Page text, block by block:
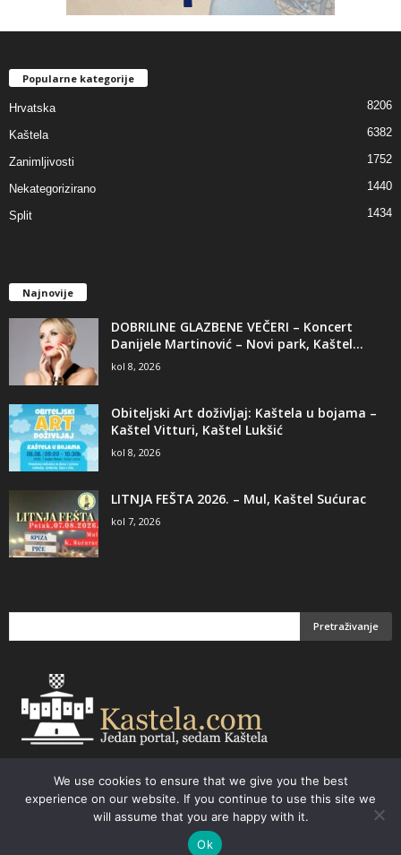
Popularne kategorije
Hrvatska 8206
Kaštela 6382
Zanimljivosti 1752
Nekategorizirano 1440
Split 1434
Najnovije
DOBRILINE GLAZBENE VEČERI – Koncert
Danijele Martinović – Novi park, Kaštel...
kol 8, 2026
Obiteljski Art doživljaj: Kaštela u bojama –
Kaštel Vitturi, Kaštel Lukšić
kol 8, 2026
LITNJA FEŠTA 2026. – Mul, Kaštel Sućurac
kol 7, 2026
kastela@kastela.com Tel: +385 21 232-437 Izrada web stranica,
prodaja informatičke opreme. Vaš izbor –
Parchy Computers
We use cookies to ensure that we give you the best
experience on our website. If you continue to use this site we
will assume that you are happy with it.
Ok